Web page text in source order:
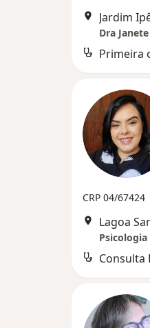
Jardim
Dra
Primeira
CRP 04/67424
Lagoa
Psicologia
Consulta